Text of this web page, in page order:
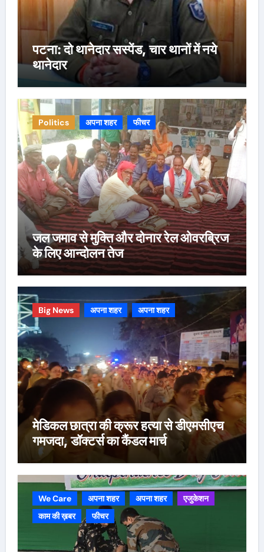
पटना: दो थानेदार सस्पेंड, चार थानों में नये
थानेदार
Politics अपना शहर फीचर
जल जमाव से मुक्ति और दोनार रेल ओवरब्रिज
के लिए आन्दोलन तेज
Big News अपना शहर अपना शहर
मेडिकल छात्रा की क्रूर हत्या से डीएमसीएच
गमजदा, डॉक्टर्स का कैंडल मार्च
We Care अपना शहर अपना शहर
एजुकेशन
काम की ख़बर
फीचर